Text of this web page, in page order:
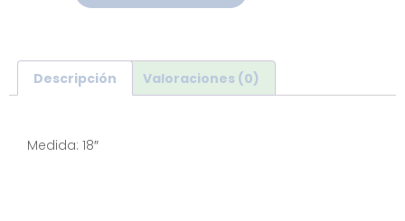
Descripción Valoraciones (0)
Medida: 18″